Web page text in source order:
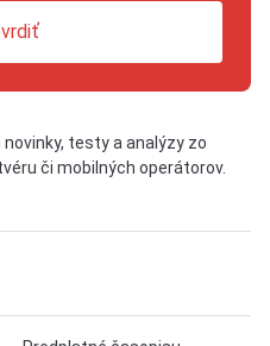
testy a analýzy zo
či mobilných operátorov.